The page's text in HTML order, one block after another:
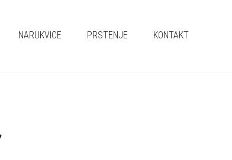
NARUKVICE PRSTENJE KONTAKT